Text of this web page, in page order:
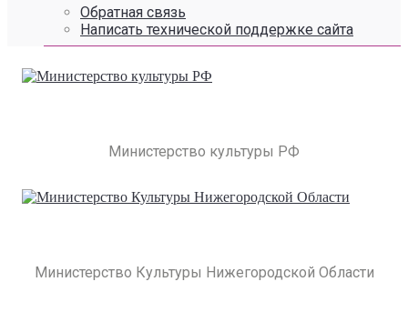
Обратная связь
Написать технической поддержке сайта
Министерство культуры РФ
Министерство Культуры Нижегородской Области